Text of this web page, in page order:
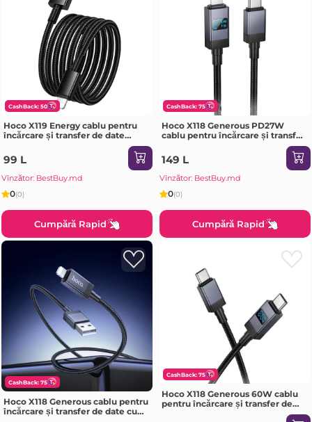
CashBack: 50
Hoco X119 Energy cablu pentru
încărcare și transfer de date
99 L
Vînzător: BestBuy.md
0(0)
Cumpără Rapid
CashBack: 75
Hoco X118 Generous PD27W
cablu pentru încărcare și transfer
de date cu afișaj Lightning negru
149 L
Vînzător: BestBuy.md
0(0)
Cumpără Rapid
CashBack: 75
Hoco X118 Generous cablu pentru
încărcare și transfer de date cu
CashBack: 75
Hoco X118 Generous 60W cablu
pentru încărcare și transfer de
date cu afișaj USB-C la USB-C